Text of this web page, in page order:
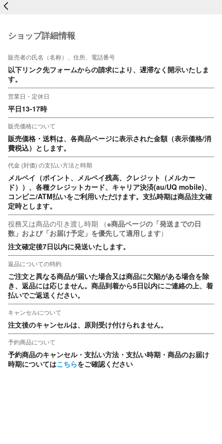
戻る
ショップ詳細情報
販売者の氏名（名称）、住所、電話番号
以下リンク先フォームからの請求により、遅滞なく開示いたしま
す。
営業日・定休日
平日13-17時
販売価格について
販売価格・送料は、各商品ページに表示された金額（表示価格/消
費税込）とします。
代金 (対価) の支払い方法と時期
メルペイ（ポイント、メルペイ残高、クレジット（メルカー
ド））、各種クレジットカード、キャリア決済(au/UQ mobile)、
コンビニ/ATM払いをご利用いただけます。支払時期は商品注文確
定時とします。
役務又は商品の引き渡し時期
（※商品ページの「発送までの日
数」および「お届け予定」を優先して適用します）
注文確定後7日以内に発送いたします。
返品についての特約
ご注文と異なる商品が届いた場合又は商品に欠陥がある場合を除
き、返品には応じません。商品到着から5日以内にご連絡の上、着
払いでご返送ください。
キャンセルについて
注文後のキャンセルは、原則受け付けられません。
予約商品について
予約商品のキャンセル・支払い方法・支払い時期・商品のお届け
時期についてはこちらをご確認ください